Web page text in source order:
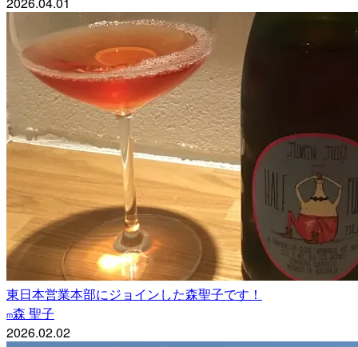
東日本営業本部にジョインした森聖子です！
m森 聖子
2026.02.02